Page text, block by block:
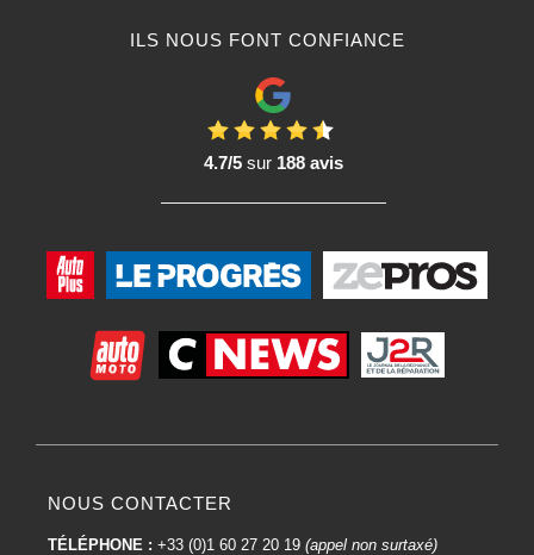
ILS NOUS FONT CONFIANCE
4.7/5sur 188 avis
NOUS CONTACTER
TÉLÉPHONE : +33 (0)1 60 27 20 19 (appel non surtaxé)